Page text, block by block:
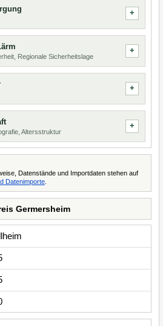
Regionale Sicherheitslage
Altersstruktur
Datenstände und Importdaten stehen auf
Datenimporte
Germersheim